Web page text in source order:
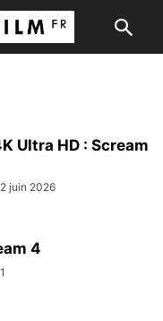
Ultra HD : Scream
2 juin 2026
4